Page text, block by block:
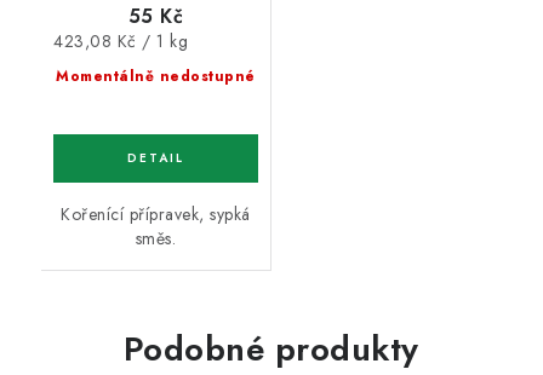
Momentálně nedostupné
55 Kč
Měrná
cena:
423,08 Kč / 1 kg
Kořenící přípravek, sypká
směs.
Podobné produkty